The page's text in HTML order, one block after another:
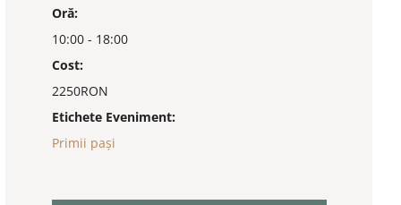
Oră:
10:00 - 18:00
Cost:
2250RON
Etichete Eveniment:
Primii pași